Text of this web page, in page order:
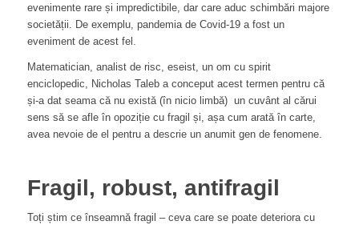
evenimente rare și impredictibile, dar care aduc schimbări majore
societății. De exemplu, pandemia de Covid-19 a fost un
eveniment de acest fel.
Matematician, analist de risc, eseist, un om cu spirit
enciclopedic, Nicholas Taleb a conceput acest termen pentru că
și-a dat seama că nu există (în nicio limbă) un cuvânt al cărui
sens să se afle în opoziție cu fragil și, așa cum arată în carte,
avea nevoie de el pentru a descrie un anumit gen de fenomene.
Fragil, robust, antifragil
Toți știm ce înseamnă fragil – ceva care se poate deteriora cu